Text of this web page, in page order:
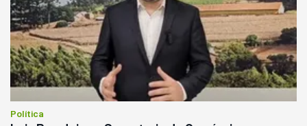
Política